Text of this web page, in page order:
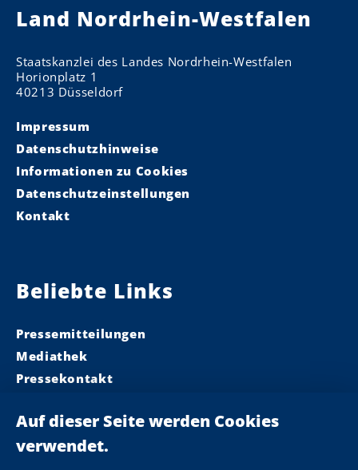
Land Nordrhein-Westfalen
Staatskanzlei des Landes Nordrhein-Westfalen
Horionplatz 1
40213 Düsseldorf
Impressum
Datenschutzhinweise
Informationen zu Cookies
Datenschutzeinstellungen
Kontakt
Beliebte Links
Pressemitteilungen
Mediathek
Pressekontakt
Landeskabinett
Einsamkeit